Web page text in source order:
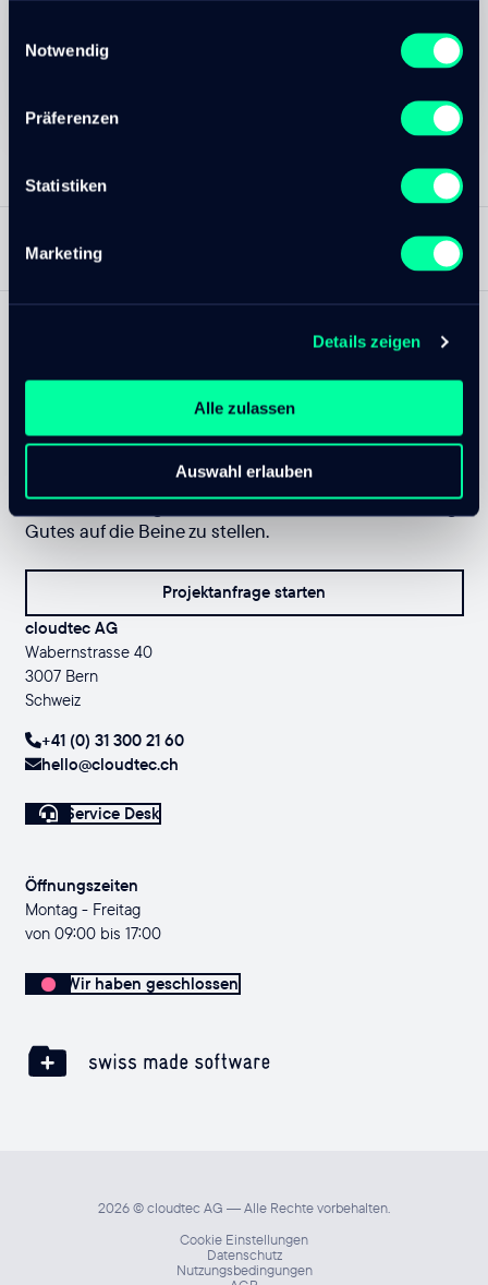
Notwendig
Präferenzen
Statistiken
Marketing
Details zeigen
Alle zulassen
Auswahl erlauben
EN—CLOUDTEC.COM NACH OBEN
Fühlen Sie das Kribbeln in Ihren
Fingerspitzen?
Das ist der Drang uns zu kontaktieren und was richtig
Gutes auf die Beine zu stellen.
Projektanfrage starten
cloudtec AG
Wabernstrasse 40
3007 Bern
Schweiz
+41 (0) 31 300 21 60
hello@cloudtec.ch
Service Desk
Öffnungszeiten
Montag - Freitag
von 09:00 bis 17:00
Wir haben geschlossen
2026 © cloudtec AG — Alle Rechte vorbehalten.
Cookie Einstellungen
Datenschutz
Nutzungsbedingungen